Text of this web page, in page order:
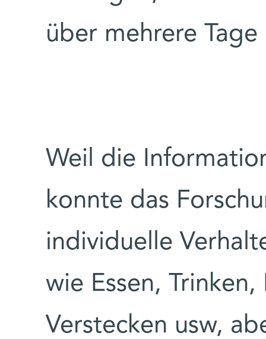
über mehrere
Weil die
konnte das
individuelle
wie Essen, Trinken,
Verstecken usw,